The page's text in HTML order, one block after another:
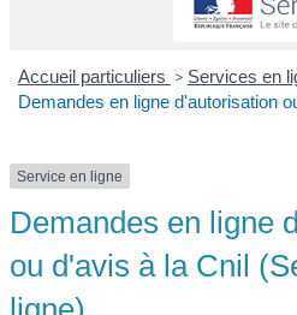
Accueil particuliers > Services en
Demandes en ligne d'autorisation
Service en ligne
Demandes en ligne
ou d'avis à la Cnil